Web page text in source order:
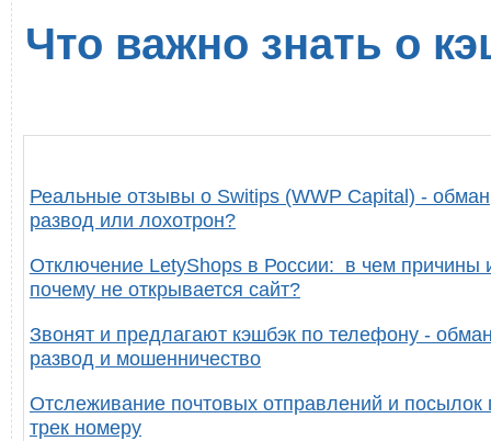
Что важно знать о
Реальные отзывы о Switips (WWP Capital) -
развод или лохотрон?
Отключение LetyShops в России: в чем причины
почему не открывается сайт?
Звонят и предлагают кэшбэк по телефону -
развод и мошенничество
Отслеживание почтовых отправлений и посылок
трек номеру